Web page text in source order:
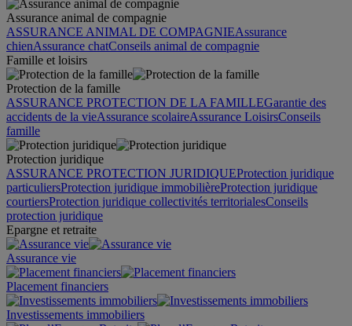
Assurance animal de compagnie
ASSURANCE ANIMAL DE COMPAGNIEAssurance
chienAssurance chatConseils animal de compagnie
Famille et loisirs
Protection de la famille
ASSURANCE PROTECTION DE LA FAMILLEGarantie des
accidents de la vieAssurance scolaireAssurance LoisirsConseils
famille
Protection juridique
ASSURANCE PROTECTION JURIDIQUEProtection juridique
particuliersProtection juridique immobilièreProtection juridique
courtiersProtection juridique collectivités territorialesConseils
protection juridique
Epargne et retraite
Assurance vie
Placement financiers
Investissements immobiliers